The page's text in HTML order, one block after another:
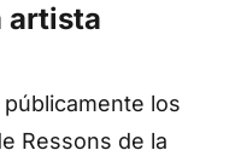
artista
los
Ressons de la